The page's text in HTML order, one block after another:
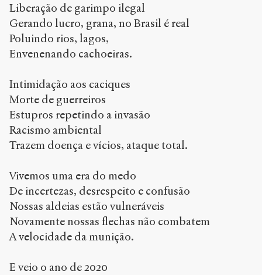
Liberação de garimpo ilegal
Gerando lucro, grana, no Brasil é real
Poluindo rios, lagos,
Envenenando cachoeiras.
Intimidação aos caciques
Morte de guerreiros
Estupros repetindo a invasão
Racismo ambiental
Trazem doença e vícios, ataque total.
Vivemos uma era do medo
De incertezas, desrespeito e confusão
Nossas aldeias estão vulneráveis
Novamente nossas flechas não combatem
A velocidade da munição.
E veio o ano de 2020